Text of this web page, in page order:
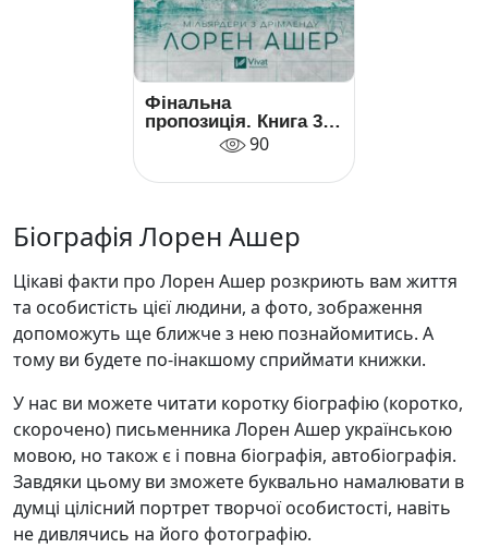
Фінальна
пропозиція. Книга 3
(Мільярдери з
Дрімленду)
90
Біографія Лорен Ашер
Цікаві факти про Лорен Ашер розкриють вам життя
та особистість цієї людини, а фото, зображення
допоможуть ще ближче з нею познайомитись. А
тому ви будете по-інакшому сприймати книжки.
У нас ви можете читати коротку біографію (коротко,
скорочено) письменника Лорен Ашер українською
мовою, но також є і повна біографія, автобіографія.
Завдяки цьому ви зможете буквально намалювати в
думці цілісний портрет творчої особистості, навіть
не дивлячись на його фотографію.